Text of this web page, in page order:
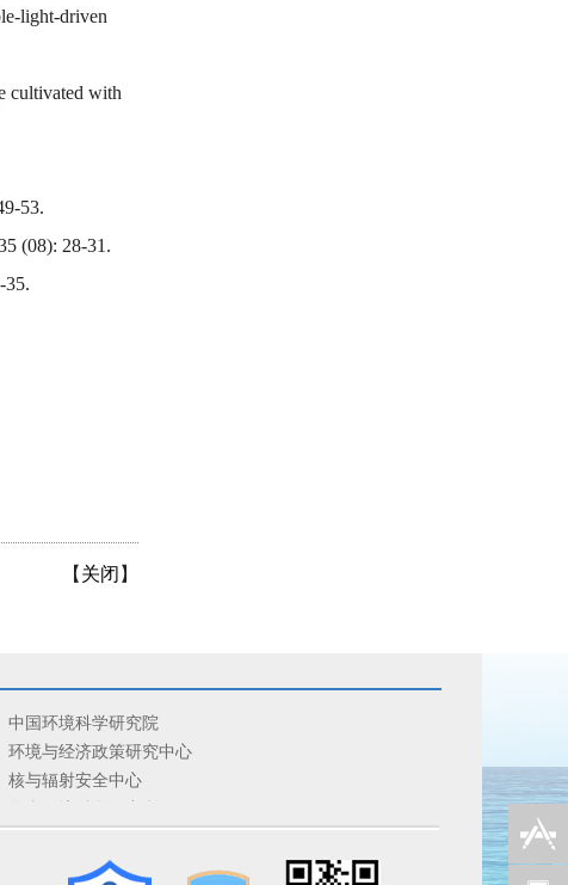
light-driven
cultivated with
53.
(08): 28-31.
【 关闭 】
中国环境科学研究院
环境与经济政策研究中心
核与辐射安全中心
国家应对气候变化战略研究和国际合作中心